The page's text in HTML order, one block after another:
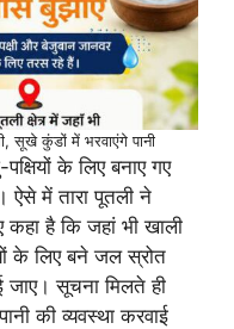
सूखे कुंडों में भरवाएंगे पानी
के लिए बनाए गए
में तारा पूतली ने
है कि जहां भी खाली
के लिए बने जल स्रोत
सूचना मिलते ही
की व्यवस्था करवाई